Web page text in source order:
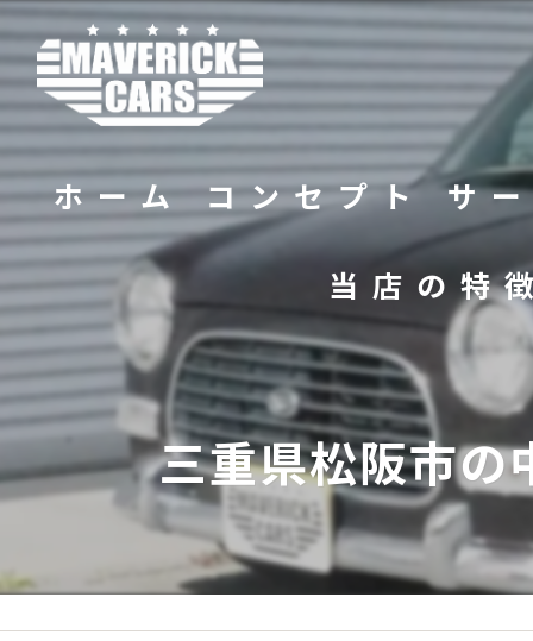
ホーム コンセプト サ
当店の特
バイク
販売
修理
カスタム
三重県松阪市の